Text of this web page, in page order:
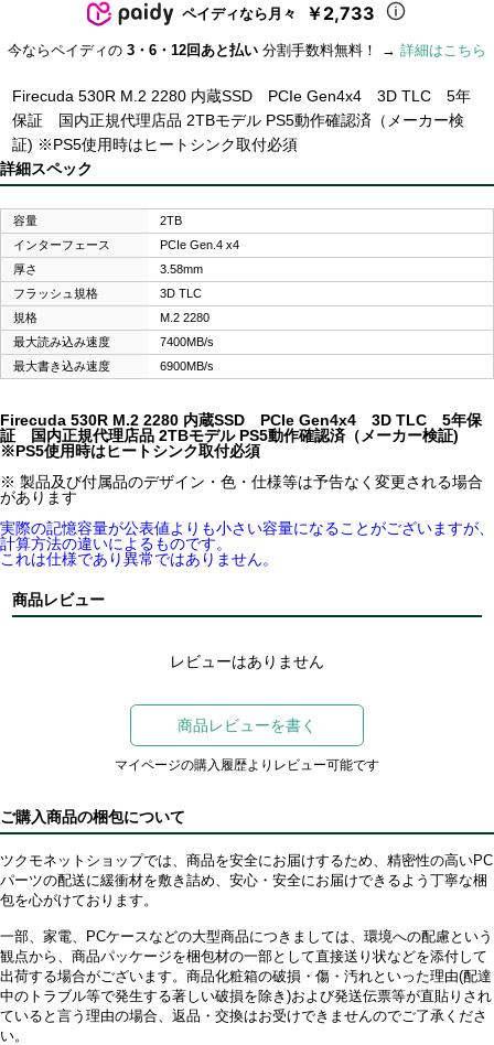
ペイディなら月々 ￥2,733
今ならペイディの 3・6・12回あと払い 分割手数料無料！ → 詳細はこちら
Firecuda 530R M.2 2280 内蔵SSD PCIe Gen4x4 3D TLC 5年
保証 国内正規代理店品 2TBモデル PS5動作確認済（メーカー検
証) ※PS5使用時はヒートシンク取付必須
詳細スペック
容量
2TB
インターフェース
PCIe Gen.4 x4
厚さ
3.58mm
フラッシュ規格
3D TLC
規格
M.2 2280
最大読み込み速度
7400MB/s
最大書き込み速度
6900MB/s
Firecuda 530R M.2 2280 内蔵SSD PCIe Gen4x4 3D TLC 5年保
証 国内正規代理店品 2TBモデル PS5動作確認済（メーカー検証)
※PS5使用時はヒートシンク取付必須
※ 製品及び付属品のデザイン・色・仕様等は予告なく変更される場合
があります
実際の記憶容量が公表値よりも小さい容量になることがございますが、
計算方法の違いによるものです。
これは仕様であり異常ではありません。
商品レビュー
レビューはありません
商品レビューを書く
マイページの購入履歴よりレビュー可能です
ご購入商品の梱包について
ツクモネットショップでは、商品を安全にお届けするため、精密性の高いPC
パーツの配送に緩衝材を敷き詰め、安心・安全にお届けできるよう丁寧な梱
包を心がけております。
一部、家電、PCケースなどの大型商品につきましては、環境への配慮という
観点から、商品パッケージを梱包材の一部として直接送り状などを添付して
出荷する場合がございます。商品化粧箱の破損・傷・汚れといった理由(配達
中のトラブル等で発生する著しい破損を除き)および発送伝票等が直貼りされ
ていると言う理由の場合、返品・交換はお受けできませんのでご了承くださ
い。